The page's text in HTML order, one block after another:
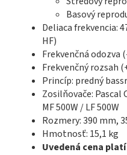
Basový
Deliaca frekvencia:
HF)
Frekvenčná odozva
Frekvenčný rozsah
Princíp: predný
Zosilňovače: Pascal
MF 500W / LF 500W
Rozmery: 390 mm,
Hmotnosť: 15,1 kg
Uvedená cena